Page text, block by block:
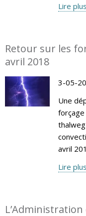
Lire plus
Retour sur les
avril 2018
3-05-
Une
avril
Lire plus